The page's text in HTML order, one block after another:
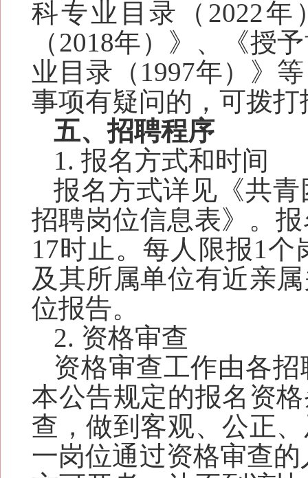
科专业目录（2022
（2018年）》、《授
业目录（1997年）》
事项有疑问的，可拨
五、招聘程序
1. 报名方式和时间
报名方式详见《共
招聘岗位信息表》。
17时 止 。每人限报1个
及其所属单位有近亲
位报告。
2. 资格审查
资格审查工作由各招
本公告规定的报名资
查，做到客观、公正
一岗位通过资格审查